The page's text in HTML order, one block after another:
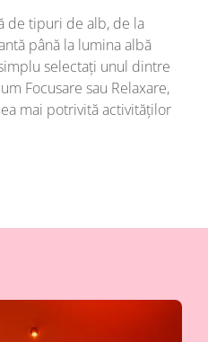
de tipuri de alb, de la
până la lumina albă
selectați unul dintre
Focusare sau Relaxare,
mai potrivită activităților